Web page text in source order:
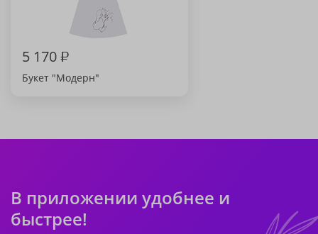
5 170₽
Букет "Модерн"
В приложении удобнее и
быстрее!